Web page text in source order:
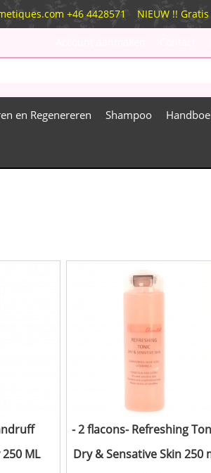
+46 4428571 NIEUW !!
en Regenereren Shampoo
ML
- 2 flacons- Refreshing
Dry & Sensative Skin 250